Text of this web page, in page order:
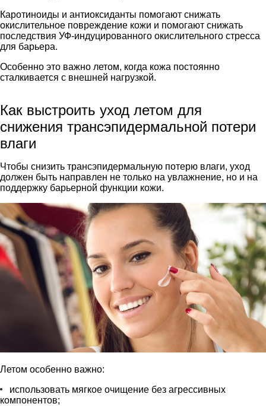
Каротиноиды и антиоксиданты помогают снижать
окислительное повреждение кожи и помогают снижать
последствия УФ-индуцированного окислительного стресса
для барьера.
Особенно это важно летом, когда кожа постоянно
сталкивается с внешней нагрузкой.
Как выстроить уход летом для
снижения трансэпидермальной потери
влаги
Чтобы снизить трансэпидермальную потерю влаги, уход
должен быть направлен не только на увлажнение, но и на
поддержку барьерной функции кожи.
Летом особенно важно:
использовать мягкое очищение без агрессивных
компонентов;